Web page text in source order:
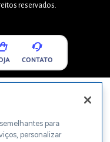
reservados.
CONTATO
para
personalizar